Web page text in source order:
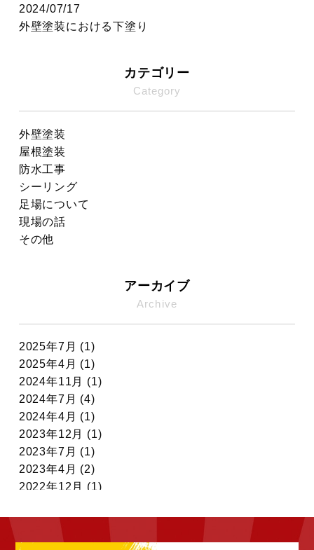
2024/07/17
外壁塗装における下塗り
カテゴリー
Category
外壁塗装
屋根塗装
防水工事
シーリング
足場について
現場の話
その他
アーカイブ
Archive
2025年7月 (1)
2025年4月 (1)
2024年11月 (1)
2024年7月 (4)
2024年4月 (1)
2023年12月 (1)
2023年7月 (1)
2023年4月 (2)
2022年12月 (1)
2022年10月 (6)
2022年9月 (6)